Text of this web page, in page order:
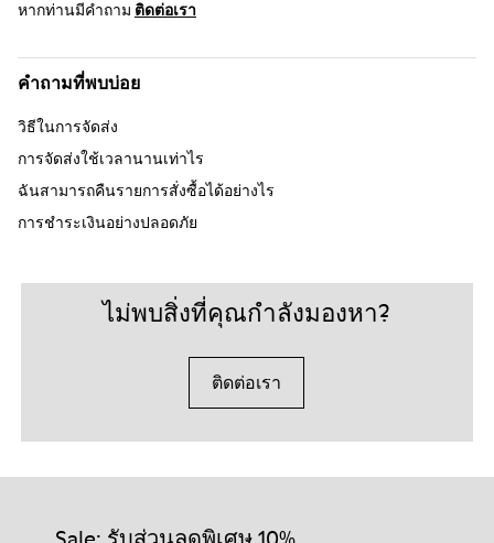
หากท่านมีคำถาม ติดต่อเรา
คำถามที่พบบ่อย
วิธีในการจัดส่ง
การจัดส่งใช้เวลานานเท่าไร
ฉันสามารถคืนรายการสั่งซื้อได้อย่างไร
การชำระเงินอย่างปลอดภัย
ไม่พบสิ่งที่คุณกำลังมองหา?
ติดต่อเรา